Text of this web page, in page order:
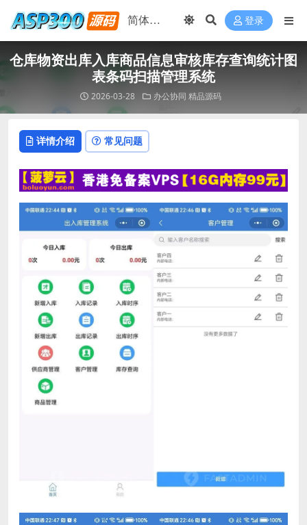
登录
仓库物资出库入库商品信息审核库存查询统计图
表条码扫描管理系统
2026-03-28 办公协同 精品源码
详情介绍 常见问题